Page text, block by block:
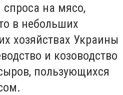
на мясо,
в небольших
хозяйствах Украины
и козоводство
пользующихся